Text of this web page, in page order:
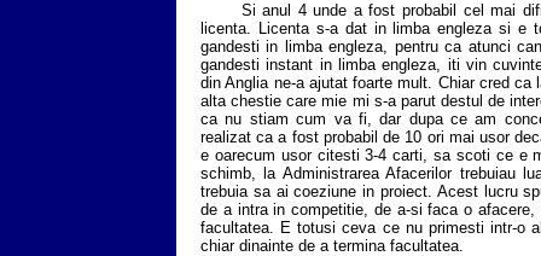
Si anul 4 unde a fost probabil cel mai
licenta. Licenta s-a dat in limba engleza si
gandesti in limba engleza, pentru ca atunci
gandesti instant in limba engleza, iti vin
din Anglia ne-a ajutat foarte mult. Chiar cred
alta chestie care mie mi s-a parut destul de
ca nu stiam cum va fi, dar dupa ce am
realizat ca a fost probabil de 10 ori mai usor
e oarecum usor citesti 3-4 carti, sa scoti ce e
schimb, la Administrarea Afacerilor trebuiau
trebuia sa ai coeziune in proiect. Acest lucru
de a intra in competitie, de a-si faca o
facultatea. E totusi ceva ce nu primesti intr-o
chiar dinainte de a termina facultatea.